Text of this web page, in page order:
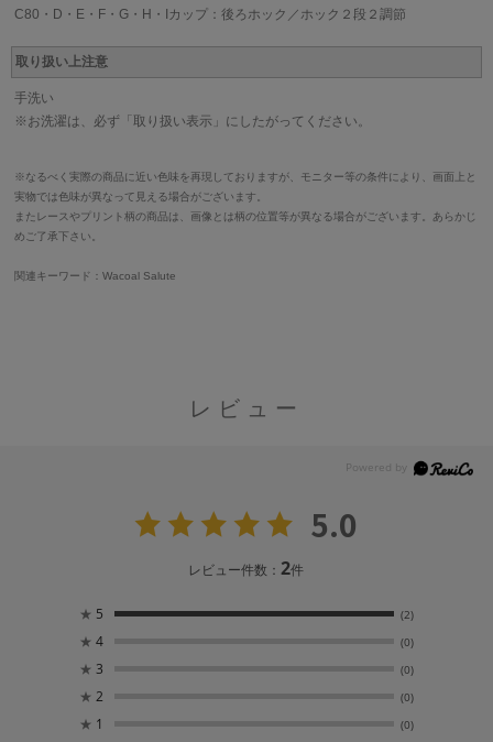
C80・D・E・F・G・H・Iカップ：後ろホック／ホック２段２調節
取り扱い上注意
手洗い
※お洗濯は、必ず「取り扱い表示」にしたがってください。
※なるべく実際の商品に近い色味を再現しておりますが、モニター等の条件により、画面上と
実物では色味が異なって見える場合がございます。
またレースやプリント柄の商品は、画像とは柄の位置等が異なる場合がございます。あらかじ
めご了承下さい。
関連キーワード：Wacoal Salute
レビュー
5.0
レビュー件数：2件
★ 5 (2)
★ 4 (0)
★ 3 (0)
★ 2 (0)
★ 1 (0)